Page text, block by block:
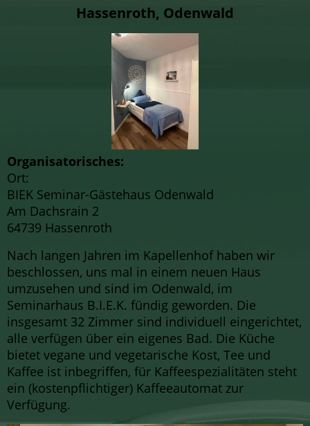
Hassenroth, Odenwald
Organisatorisches:
Ort:
BIEK Seminar-Gästehaus Odenwald
Am Dachsrain 2
64739 Hassenroth
Nach langen Jahren im Kapellenhof haben wir
beschlossen, uns mal in einem neuen Haus
umzusehen und sind im Odenwald, im
Seminarhaus B.I.E.K. fündig geworden. Die
insgesamt 32 Zimmer sind individuell eingerichtet,
alle verfügen über ein eigenes Bad. Die Küche
bietet vegane und vegetarische Kost, Tee und
Kaffee ist inbegriffen, für Kaffeespezialitäten steht
ein (kostenpflichtiger) Kaffeeautomat zur
Verfügung.